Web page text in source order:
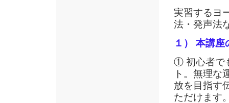
実習するヨ
法・発声法
１） 本講
① 初心者で
ト。無理な
放を目指す
ただけます